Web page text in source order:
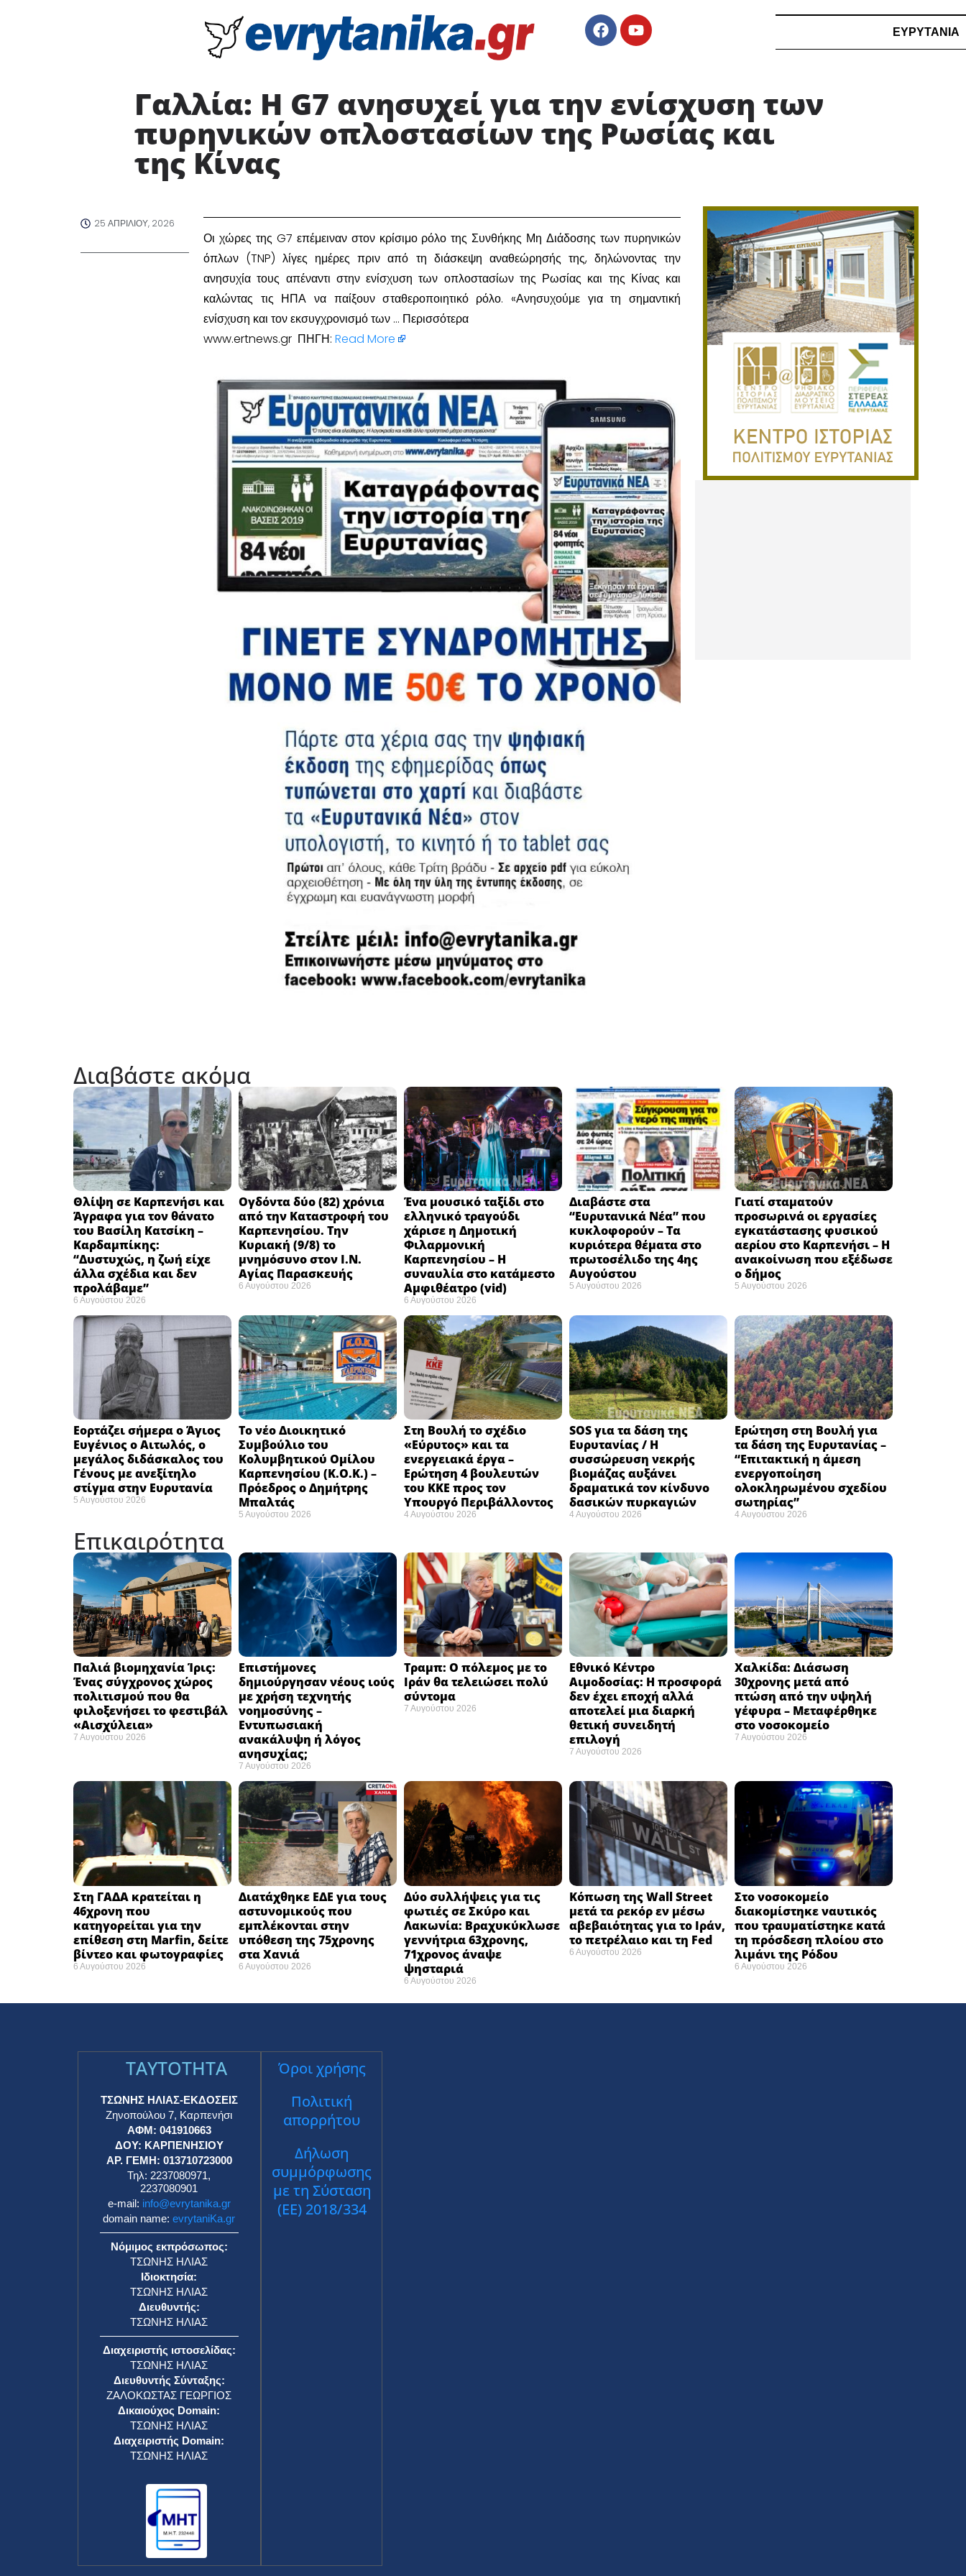
ΕΥΡΥΤΑΝΙΑ
Γαλλία: Η G7 ανησυχεί για την ενίσχυση των
πυρηνικών οπλοστασίων της Ρωσίας και
της Κίνας ​
25 ΑΠΡΙΛΊΟΥ, 2026
​Οι χώρες της G7 επέμειναν στον κρίσιμο ρόλο της Συνθήκης Μη Διάδοσης των πυρηνικών
όπλων (TNP) λίγες ημέρες πριν από τη διάσκεψη αναθεώρησής της, δηλώνοντας την
ανησυχία τους απέναντι στην ενίσχυση των οπλοστασίων της Ρωσίας και της Κίνας και
καλώντας τις ΗΠΑ να παίξουν σταθεροποιητικό ρόλο. «Ανησυχούμε για τη σημαντική
ενίσχυση και τον εκσυγχρονισμό των … Περισσότερα
www.ertnews.gr ΠΗΓΗ: Read More
Διαβάστε ακόμα
Θλίψη σε Καρπενήσι και
Άγραφα για τον θάνατο
του Βασίλη Κατσίκη –
Καρδαμπίκης:
“Δυστυχώς, η ζωή είχε
άλλα σχέδια και δεν
προλάβαμε”
6 Αυγούστου 2026
Ογδόντα δύο (82) χρόνια
από την Καταστροφή του
Καρπενησίου. Την
Κυριακή (9/8) το
μνημόσυνο στον Ι.Ν.
Αγίας Παρασκευής
6 Αυγούστου 2026
Ένα μουσικό ταξίδι στο
ελληνικό τραγούδι
χάρισε η Δημοτική
Φιλαρμονική
Καρπενησίου – Η
συναυλία στο κατάμεστο
Αμφιθέατρο (vid)
6 Αυγούστου 2026
Διαβάστε στα
“Ευρυτανικά Νέα” που
κυκλοφορούν – Τα
κυριότερα θέματα στο
πρωτοσέλιδο της 4ης
Αυγούστου
5 Αυγούστου 2026
Γιατί σταματούν
προσωρινά οι εργασίες
εγκατάστασης φυσικού
αερίου στο Καρπενήσι – Η
ανακοίνωση που εξέδωσε
ο δήμος
5 Αυγούστου 2026
Εορτάζει σήμερα ο Άγιος
Ευγένιος ο Αιτωλός, ο
μεγάλος διδάσκαλος του
Γένους με ανεξίτηλο
στίγμα στην Ευρυτανία
5 Αυγούστου 2026
Το νέο Διοικητικό
Συμβούλιο του
Κολυμβητικού Ομίλου
Καρπενησίου (Κ.Ο.Κ.) –
Πρόεδρος ο Δημήτρης
Μπαλτάς
5 Αυγούστου 2026
Στη Βουλή το σχέδιο
«Εύρυτος» και τα
ενεργειακά έργα –
Ερώτηση 4 βουλευτών
του ΚΚΕ προς τον
Υπουργό Περιβάλλοντος
4 Αυγούστου 2026
SOS για τα δάση της
Ευρυτανίας / Η
συσσώρευση νεκρής
βιομάζας αυξάνει
δραματικά τον κίνδυνο
δασικών πυρκαγιών
4 Αυγούστου 2026
Ερώτηση στη Βουλή για
τα δάση της Ευρυτανίας –
“Eπιτακτική η άμεση
ενεργοποίηση
ολοκληρωμένου σχεδίου
σωτηρίας”
4 Αυγούστου 2026
Επικαιρότητα
Παλιά βιομηχανία Ίρις:
Ένας σύγχρονος χώρος
πολιτισμού που θα
φιλοξενήσει το φεστιβάλ
«Αισχύλεια» ​
7 Αυγούστου 2026
Επιστήμονες
δημιούργησαν νέους ιούς
με χρήση τεχνητής
νοημοσύνης –
Εντυπωσιακή
ανακάλυψη ή λόγος
ανησυχίας; ​
7 Αυγούστου 2026
Τραμπ: Ο πόλεμος με το
Ιράν θα τελειώσει πολύ
σύντομα ​
7 Αυγούστου 2026
Εθνικό Κέντρο
Αιμοδοσίας: H προσφορά
δεν έχει εποχή αλλά
αποτελεί μια διαρκή
θετική συνειδητή
επιλογή ​
7 Αυγούστου 2026
Χαλκίδα: Διάσωση
30χρονης μετά από
πτώση από την υψηλή
γέφυρα – Μεταφέρθηκε
στο νοσοκομείο ​
7 Αυγούστου 2026
Στη ΓΑΔΑ κρατείται η
46χρονη που
κατηγορείται για την
επίθεση στη Marfin, δείτε
βίντεο και φωτογραφίες
6 Αυγούστου 2026
Διατάχθηκε ΕΔΕ για τους
αστυνομικούς που
εμπλέκονται στην
υπόθεση της 75χρονης
στα Χανιά
6 Αυγούστου 2026
Δύο συλλήψεις για τις
φωτιές σε Σκύρο και
Λακωνία: Βραχυκύκλωσε
γεννήτρια 63χρονης,
71χρονος άναψε
ψησταριά
6 Αυγούστου 2026
Κόπωση της Wall Street
μετά τα ρεκόρ εν μέσω
αβεβαιότητας για το Ιράν,
το πετρέλαιο και τη Fed
6 Αυγούστου 2026
Στο νοσοκομείο
διακομίστηκε ναυτικός
που τραυματίστηκε κατά
τη πρόσδεση πλοίου στο
λιμάνι της Ρόδου
6 Αυγούστου 2026
TAYTOTHTA
ΤΣΩΝΗΣ ΗΛΙΑΣ-ΕΚΔΟΣΕΙΣ
Ζηνοπούλου 7, Καρπενήσι
ΑΦΜ: 041910663
ΔΟΥ: ΚΑΡΠΕΝΗΣΙΟΥ
ΑΡ. ΓΕΜΗ: 013710723000
Τηλ: 2237080971,
2237080901
e-mail: info@evrytanika.gr
domain name:evrytaniKa.gr
Νόμιμος εκπρόσωπος:
ΤΣΩΝΗΣ ΗΛΙΑΣ
Ιδιοκτησία:
ΤΣΩΝΗΣ ΗΛΙΑΣ
Διευθυντής:
ΤΣΩΝΗΣ ΗΛΙΑΣ
Διαχειριστής ιστοσελίδας:
ΤΣΩΝΗΣ ΗΛΙΑΣ
Διευθυντής Σύνταξης:
ΖΑΛΟΚΩΣΤΑΣ ΓΕΩΡΓΙΟΣ
Δικαιούχος Domain:
ΤΣΩΝΗΣ ΗΛΙΑΣ
Διαχειριστής Domain:
ΤΣΩΝΗΣ ΗΛΙΑΣ
Όροι χρήσης
Πολιτική
απορρήτου
Δήλωση
συμμόρφωσης
με τη Σύσταση
(ΕΕ) 2018/334